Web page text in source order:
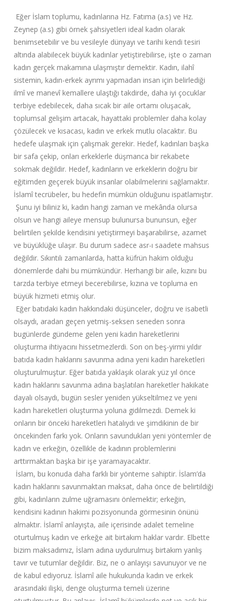
Eğer İslam toplumu, kadınlarına Hz. Fatıma (a.s) ve Hz.
Zeynep (a.s) gibi örnek şahsiyetleri ideal kadın olarak
benimsetebilir ve bu vesileyle dünyayı ve tarihi kendi tesiri
altında alabilecek büyük kadınlar yetiştirebilirse, işte o zaman
kadın gerçek makamına ulaşmıştır demektir. Kadın, ilahî
sistemin, kadın-erkek ayrımı yapmadan insan için belirlediği
ilmî ve manevî kemallere ulaştığı takdirde, daha iyi çocuklar
terbiye edebilecek, daha sıcak bir aile ortamı oluşacak,
toplumsal gelişim artacak, hayattaki problemler daha kolay
çözülecek ve kısacası, kadın ve erkek mutlu olacaktır. Bu
hedefe ulaşmak için çalışmak gerekir. Hedef, kadınları başka
bir safa çekip, onları erkeklerle düşmanca bir rekabete
sokmak değildir. Hedef, kadınların ve erkeklerin doğru bir
eğitimden geçerek büyük insanlar olabilmelerini sağlamaktır.
İslamî tecrübeler, bu hedefin mümkün olduğunu ispatlamıştır.
Şunu iyi biliniz ki, kadın hangi zaman ve mekânda olursa
olsun ve hangi aileye mensup bulunursa bununsun, eğer
belirtilen şekilde kendisini yetiştirmeyi başarabilirse, azamet
ve büyüklüğe ulaşır. Bu durum sadece asr-ı saadete mahsus
değildir. Sıkıntılı zamanlarda, hatta küfrün hakim olduğu
dönemlerde dahi bu mümkündür. Herhangi bir aile, kızını bu
tarzda terbiye etmeyi becerebilirse, kızına ve topluma en
büyük hizmeti etmiş olur.
Eğer batıdaki kadın hakkındaki düşünceler, doğru ve isabetli
olsaydı, aradan geçen yetmiş-seksen seneden sonra
bugünlerde gündeme gelen yeni kadın hareketlerini
oluşturma ihtiyacını hissetmezlerdi. Son on beş-yirmi yıldır
batıda kadın haklarını savunma adına yeni kadın hareketleri
oluşturulmuştur. Eğer batıda yaklaşık olarak yüz yıl önce
kadın haklarını savunma adına başlatılan hareketler hakikate
dayalı olsaydı, bugün sesler yeniden yükseltilmez ve yeni
kadın hareketleri oluşturma yoluna gidilmezdi. Demek ki
onların bir önceki hareketleri hatalıydı ve şimdikinin de bir
öncekinden farkı yok. Onların savundukları yeni yöntemler de
kadın ve erkeğin, özellikle de kadının problemlerini
arttırmaktan başka bir işe yaramayacaktır.
İslam, bu konuda daha farklı bir yönteme sahiptir. İslam’da
kadın haklarını savunmaktan maksat, daha önce de belirtildiği
gibi, kadınların zulme uğramasını önlemektir; erkeğin,
kendisini kadının hakimi pozisyonunda görmesinin önünü
almaktır. İslamî anlayışta, aile içerisinde adalet temeline
oturtulmuş kadın ve erkeğe ait birtakım haklar vardır. Elbette
bizim maksadımız, İslam adına uydurulmuş birtakım yanlış
tavır ve tutumlar değildir. Biz, ne o anlayışı savunuyor ve ne
de kabul ediyoruz. İslamî aile hukukunda kadın ve erkek
arasındaki ilişki, denge oluşturma temeli üzerine